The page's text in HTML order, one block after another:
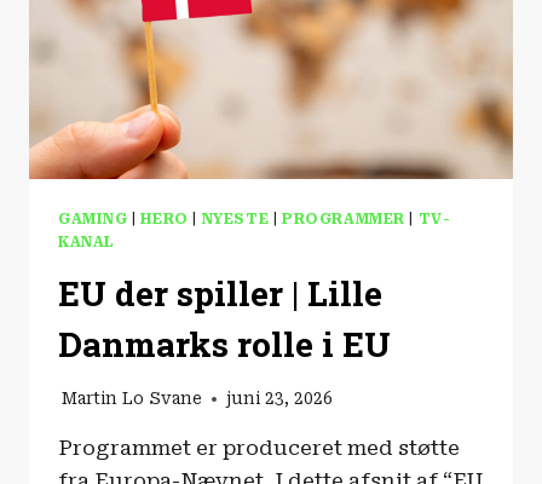
GAMING |HERO NYESTE PROGRAMMER
TV-
KANAL
EU der spiller | Lille
Danmarks rolle i EU
Martin Lo Svane juni 23, 2026
Programmet er produceret med støtte